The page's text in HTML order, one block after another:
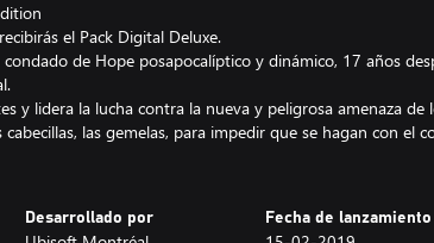
el Pack Digital Deluxe.
de Hope posapocalíptico y dinámico, 17 años
y lidera la lucha contra la nueva y peligrosa amenaza de
cabecillas, las gemelas, para impedir que se hagan con el
Desarrollado por Fecha de lanzamiento